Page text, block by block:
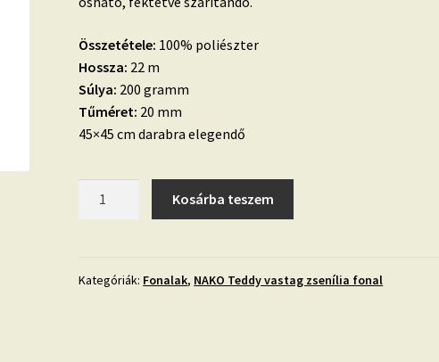
Összetétele: 100% poliészter
Hossza: 22 m
Súlya: 200 gramm
Tűméret: 20 mm
45×45 cm darabra elegendő
piros-
Kosárba teszem
Kategóriák: Fonalak, NAKO Teddy vastag zsenília fonal